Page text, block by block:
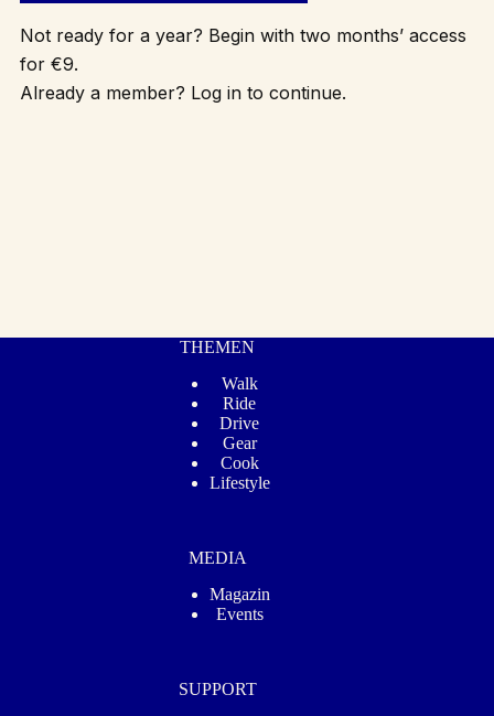
Not ready for a year? Begin with two months’ access
for €9.
Already a member? Log in to continue.
THEMEN
Walk
Ride
Drive
Gear
Cook
Lifestyle
MEDIA
Magazin
Events
SUPPORT